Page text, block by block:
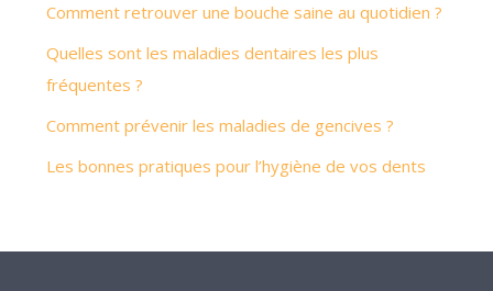
Comment retrouver une bouche saine au quotidien ?
Quelles sont les maladies dentaires les plus
fréquentes ?
Comment prévenir les maladies de gencives ?
Les bonnes pratiques pour l’hygiène de vos dents